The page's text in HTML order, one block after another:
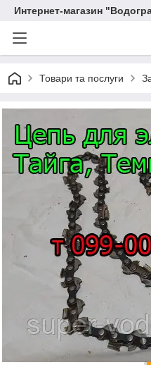
Интернет-магазин
Товари та послуги